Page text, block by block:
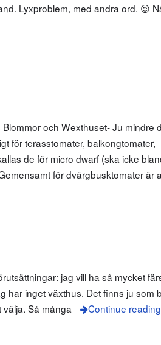
Lyxproblem, med andra ord. 😉
och Wexthuset- Ju mindre
för terasstomater, balkongtomater,
de för micro dwarf (ska icke
för dvärgbusktomater är
jag vill ha så mycket
har inget växthus. Det finns ju som
Så många
Continue reading